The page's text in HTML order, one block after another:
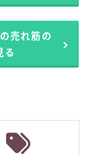
売れ筋の
る